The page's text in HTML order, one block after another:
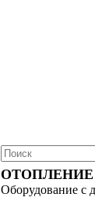
Оборудование с